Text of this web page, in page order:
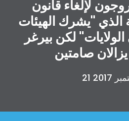
لإلغاء قانون
الذي "يشرك الهيئات
لكن بيرغر
صامتين
2017